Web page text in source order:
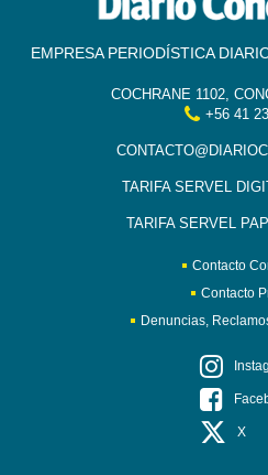
EMPRESA PERIODÍSTICA
COCHRANE 1102,
+56 41
TARIFA SERVEL
TARIFA SERVEL
Contacto
Contacto
Denuncias,
X